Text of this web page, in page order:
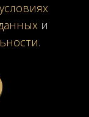
условиях
и
.